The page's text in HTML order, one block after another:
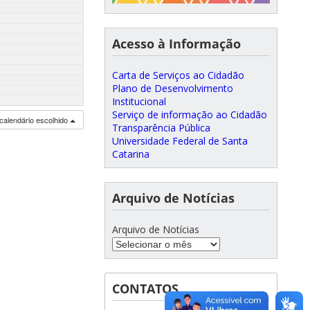
escolhido
Acesso à Informação
Carta de Serviços ao Cidadão
Plano de Desenvolvimento
Institucional
Serviço de informação ao Cidadão
Transparência Pública
Universidade Federal de Santa
Catarina
Arquivo de Notícias
Arquivo de Notícias
CONTATOS